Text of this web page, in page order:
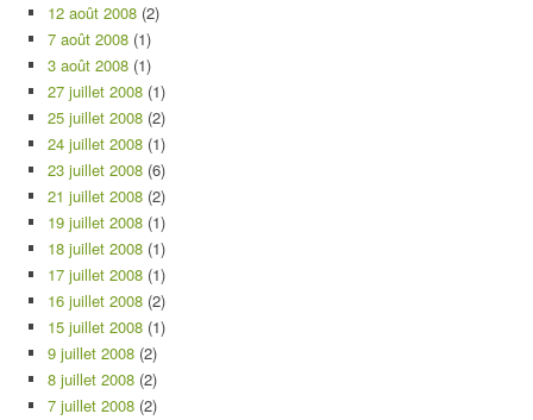
12 août 2008 (2)
7 août 2008 (1)
3 août 2008 (1)
27 juillet 2008 (1)
25 juillet 2008 (2)
24 juillet 2008 (1)
23 juillet 2008 (6)
21 juillet 2008 (2)
19 juillet 2008 (1)
18 juillet 2008 (1)
17 juillet 2008 (1)
16 juillet 2008 (2)
15 juillet 2008 (1)
9 juillet 2008 (2)
8 juillet 2008 (2)
7 juillet 2008 (2)